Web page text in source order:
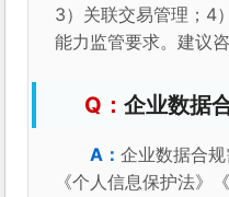
3）关联交易管理；4
能力监管要求。建议
企业数据
企业数据合规
《个人信息保护法》